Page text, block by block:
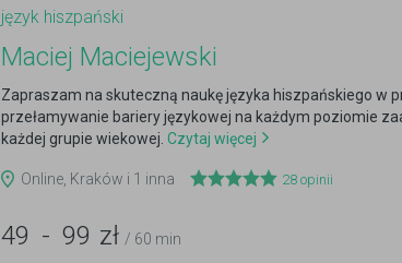
język hiszpański
Maciej Maciejewski
Zapraszam na skuteczną naukę języka hiszpańskiego w
przełamywanie bariery językowej na każdym poziomie
każdej grupie wiekowej. Czytaj więcej
Online, Kraków i 1 inna 28 opinii
49 - 99 zł / 60 min